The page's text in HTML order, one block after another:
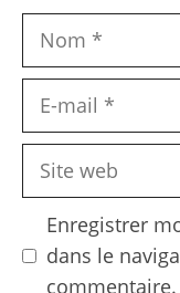
Nom
Site
Enregistrer
dans le
commentaire.